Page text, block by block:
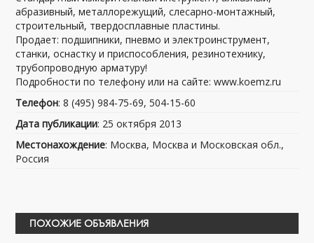
абразивный, металлорежущий, слесарно-монтажный,
строительный, твердосплавные пластины.
Продает: подшипники, пневмо и электроинструмент,
станки, оснастку и приспособления, резинотехнику,
трубопроводную арматуру!
Подробности по телефону или на сайте: www.koemz.ru
Телефон: 8 (495) 984-75-69, 504-15-60
Дата публикации: 25 октября 2013
Местонахождение: Москва, Москва и Московская обл.,
Россия
ПОХОЖИЕ ОБЪЯВЛЕНИЯ